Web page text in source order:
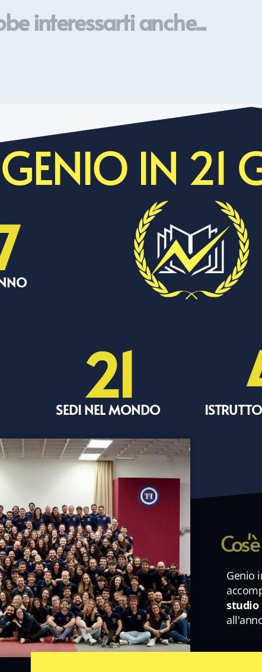
interessarti anche...
GENIO IN 21
SEDI NEL MONDO
21
Cos'è
Genio
studio